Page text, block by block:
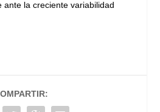
ante la creciente variabilidad